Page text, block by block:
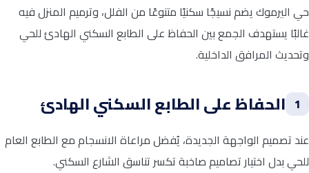
حي اليرموك يضم نسيجًا سكنيًا متنوعًا من الفلل، وترميم المنزل فيه
غالبًا يستهدف الجمع بين الحفاظ على الطابع السكني الهادئ للحي
وتحديث المرافق الداخلية.
1 الحفاظ على الطابع السكني الهادئ
عند تصميم الواجهة الجديدة، يُفضل مراعاة الانسجام مع الطابع العام
للحي بدل اختيار تصاميم صاخبة تكسر تناسق الشارع السكني.